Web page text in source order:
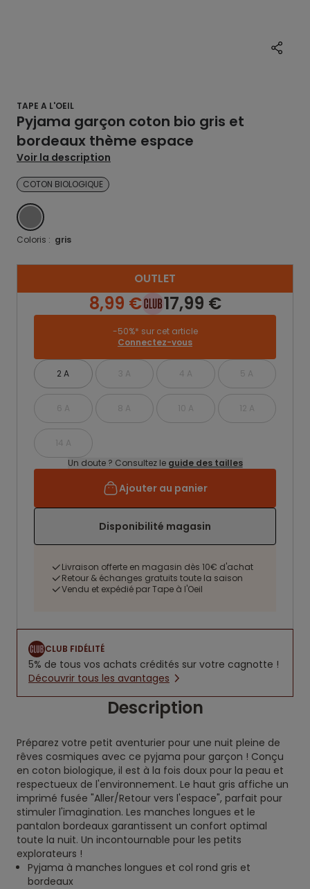
TAPE A L'OEIL
Pyjama garçon coton bio gris et
bordeaux thème espace
Voir la description
COTON BIOLOGIQUE
GRIS
Coloris : gris
OUTLET
8,99 € 17,99 €
-50%* sur cet article
Connectez-vous
2 A 3 A 4 A 5 A
6 A 8 A 10 A 12 A
14 A
Un doute ? Consultez le guide des tailles
Ajouter au panier
Disponibilité magasin
Livraison offerte en magasin dès 10€ d'achat
Retour & échanges gratuits toute la saison
Vendu et expédié par Tape à l'Oeil
CLUB FIDÉLITÉ
5% de tous vos achats crédités sur votre cagnotte !
Découvrir tous les avantages
Description
Préparez votre petit aventurier pour une nuit pleine de
rêves cosmiques avec ce pyjama pour garçon ! Conçu
en coton biologique, il est à la fois doux pour la peau et
respectueux de l'environnement. Le haut gris affiche un
imprimé fusée "Aller/Retour vers l'espace", parfait pour
stimuler l'imagination. Les manches longues et le
pantalon bordeaux garantissent un confort optimal
toute la nuit. Un incontournable pour les petits
explorateurs !
Pyjama à manches longues et col rond gris et
bordeaux